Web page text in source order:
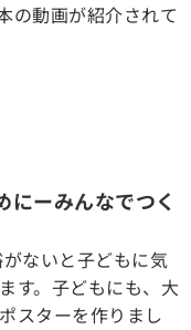
の動画が紹介されて
にーみんなでつく
ないと子どもに気
す。子どもにも、大
スターを作りまし